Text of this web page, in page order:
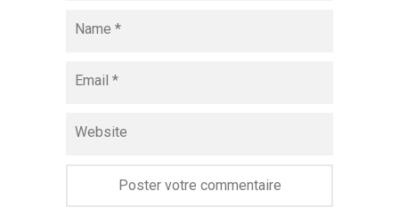
Name *
Email *
Website